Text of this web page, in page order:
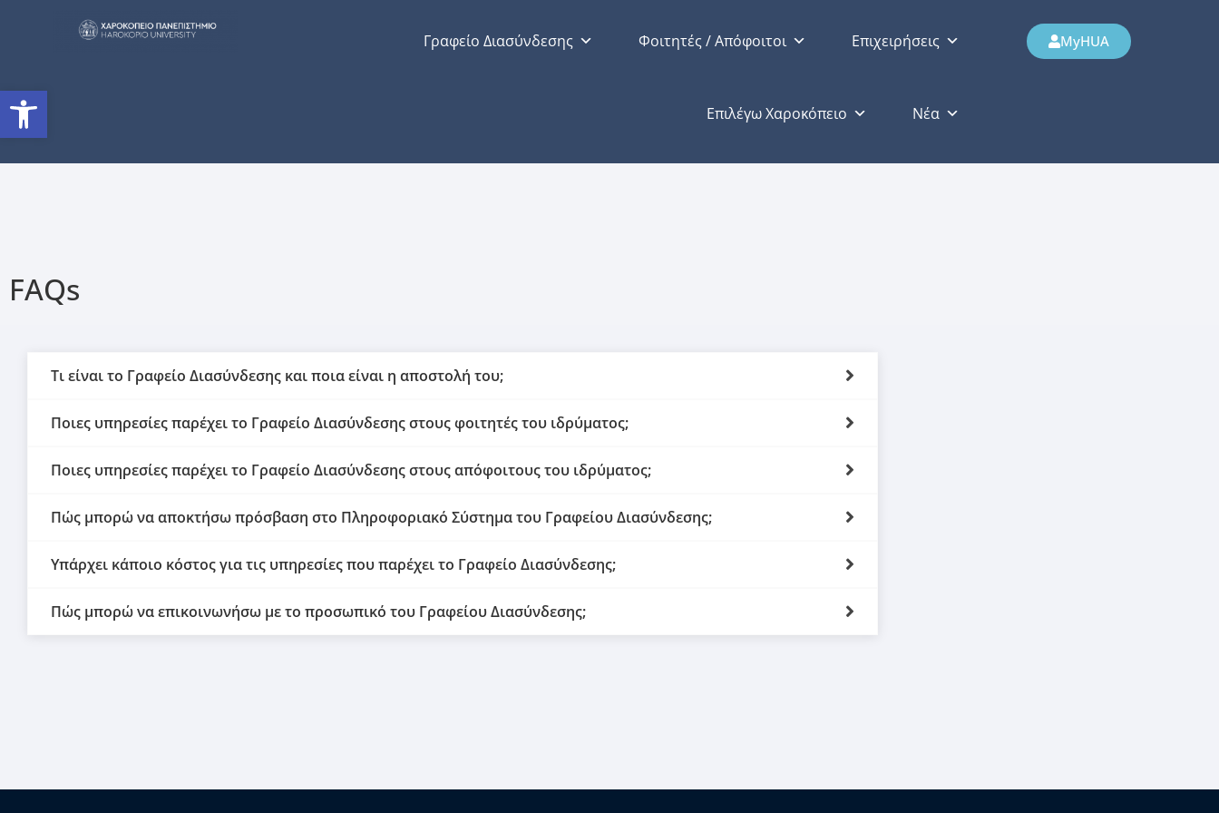
Ανοίξτε τη γραμμή εργαλείων
Γραφείο Διασύνδεσης Φοιτητές / Απόφοιτοι Επιχειρήσεις
Επιλέγω Χαροκόπειο Νέα
MyHUA
FAQs
Τι είναι το Γραφείο Διασύνδεσης και ποια είναι η αποστολή του;
Ποιες υπηρεσίες παρέχει το Γραφείο Διασύνδεσης στους φοιτητές του ιδρύματος;
Ποιες υπηρεσίες παρέχει το Γραφείο Διασύνδεσης στους απόφοιτους του ιδρύματος;
Πώς μπορώ να αποκτήσω πρόσβαση στο Πληροφοριακό Σύστημα του Γραφείου Διασύνδεσης;
Υπάρχει κάποιο κόστος για τις υπηρεσίες που παρέχει το Γραφείο Διασύνδεσης;
Πώς μπορώ να επικοινωνήσω με το προσωπικό του Γραφείου Διασύνδεσης;